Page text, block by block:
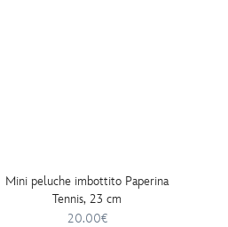
Mini peluche imbottito Paperina
Tennis, 23 cm
20.00€